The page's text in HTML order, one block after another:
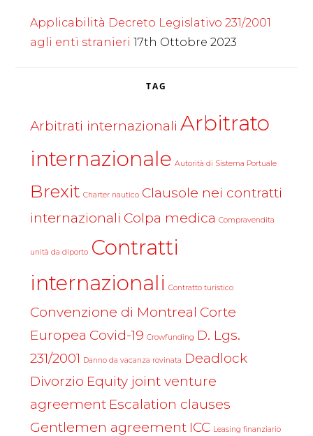
Applicabilità Decreto Legislativo 231/2001
agli enti stranieri 17th Ottobre 2023
TAG
Arbitrati internazionali Arbitrato
internazionale Autorità di Sistema Portuale
Brexit Charter nautico Clausole nei contratti
internazionali Colpa medica Compravendita
unità da diporto Contratti
internazionali Contratto turistico
Convenzione di Montreal Corte
Europea Covid-19 Crowfunding D. Lgs.
231/2001 Danno da vacanza rovinata Deadlock
Divorzio Equity joint venture
agreement Escalation clauses
Gentlemen agreement ICC Leasing finanziario